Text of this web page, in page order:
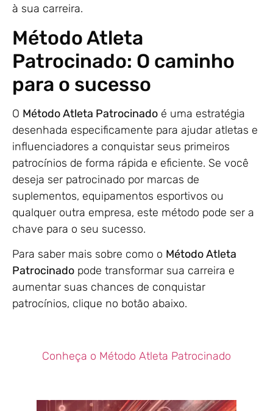
à sua carreira.
Método Atleta
Patrocinado: O caminho
para o sucesso
O Método Atleta Patrocinado é uma estratégia
desenhada especificamente para ajudar atletas e
influenciadores a conquistar seus primeiros
patrocínios de forma rápida e eficiente. Se você
deseja ser patrocinado por marcas de
suplementos, equipamentos esportivos ou
qualquer outra empresa, este método pode ser a
chave para o seu sucesso.
Para saber mais sobre como o Método Atleta
Patrocinado pode transformar sua carreira e
aumentar suas chances de conquistar
patrocínios, clique no botão abaixo.
Conheça o Método Atleta Patrocinado